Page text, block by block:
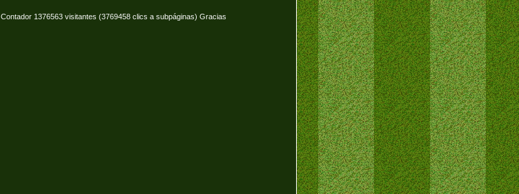
Contador 1376563 visitantes (3769458 clics a subpáginas) Gracias